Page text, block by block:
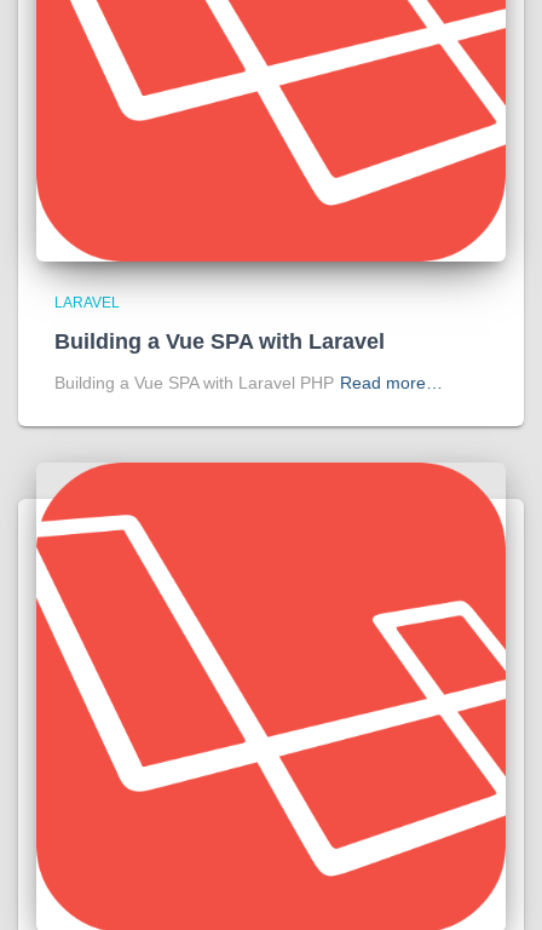
LARAVEL
Building a Vue SPA with Laravel
Building a Vue SPA with Laravel PHP Read more…